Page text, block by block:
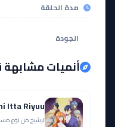
مدة الحلقة
الجودة
أنميات
Itta Riyuu
ترشيح من نوع